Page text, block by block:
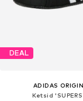
DEAL
ADIDAS
Ketsid